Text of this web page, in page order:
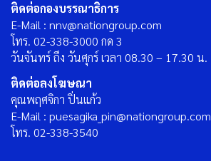
ติดต่อกองบรรณาธิการ
E-Mail : nnv@nationgroup.com
โทร. 02-338-3000 กด 3
วันจันทร์ ถึง วันศุกร์ เวลา 08.30 – 17.30 น.
ติดต่อลงโฆษณา
คุณพฤศจิกา ปิ่นแก้ว
E-Mail : puesagika_pin@nationgroup.com
โทร. 02-338-3540